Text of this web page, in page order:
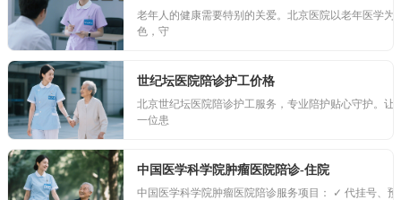
老年人的健康需要特别的关爱。北京医院以老年医学为
色，守
世纪坛医院陪诊护工价格
北京世纪坛医院陪诊护工服务，专业陪护贴心守护。让
一位患
中国医学科学院肿瘤医院陪诊-住院
中国医学科学院肿瘤医院陪诊服务项目： ✓ 代挂号、预